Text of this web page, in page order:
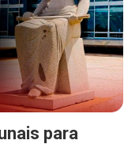
para